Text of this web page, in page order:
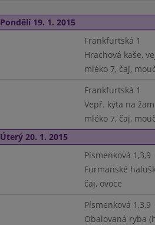
Pondělí 19. 1. 2015
Frankfurtská 1
Hrachová kaše,
mléko 7, čaj,
Frankfurtská 1
Vepř. kýta na
mléko 7, čaj,
Úterý 20. 1. 2015
Písmenková 1,3,9
Furmanské
čaj, ovoce
Písmenková 1,3,9
Obalovaná ryba